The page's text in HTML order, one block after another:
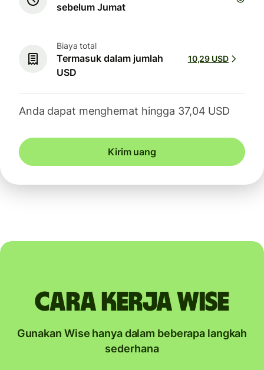
sebelum Jumat
Biaya total
Termasuk dalam jumlah
USD
10,29 USD
Anda dapat menghemat hingga 37,04 USD
Kirim uang
Cara kerja Wise
Gunakan Wise hanya dalam beberapa langkah
sederhana